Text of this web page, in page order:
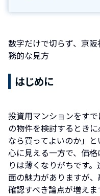
数字だけで切らず、京
務的な見方
はじめに
投資用マンションをす
の物件を検討するとき
なら買ってよいのか」
心に見える一方で、価
りは薄くなりがちです
面の魅力がありますが、
確認すべき論点が増えま